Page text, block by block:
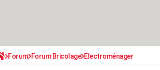
Forum Forum Bricolage Electroménager